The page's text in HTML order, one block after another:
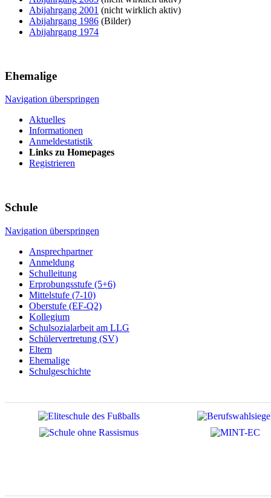
Abijahrgang 2001 (nicht wirklich aktiv)
Abijahrgang 1986 (Bilder)
Abijahrgang 1974
Ehemalige
Navigation überspringen
Aktuelles
Informationen
Anmeldestatistik
Links zu Homepages
Registrieren
Schule
Navigation überspringen
Ansprechpartner
Anmeldung
Schulleitung
Erprobungsstufe (5+6)
Mittelstufe (7-10)
Oberstufe (EF-Q2)
Kollegium
Schulsozialarbeit am LLG
Schülervertretung (SV)
Eltern
Ehemalige
Schulgeschichte